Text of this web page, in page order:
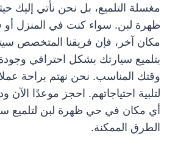
مغسلة التلميع، بل نحن نأتي إليك
ظهرة لبن. سواء كنت في المنزل أو
مكان آخر، فإن فريقنا المتخصص
بتلميع سيارتك بشكل احترافي
وقتك المناسب. نحن نهتم براحة
لتلبية احتياجاتهم. احجز موعدًا الآن
أي مكان في حي ظهرة لبن لتلميع
الطرق الممكنة.